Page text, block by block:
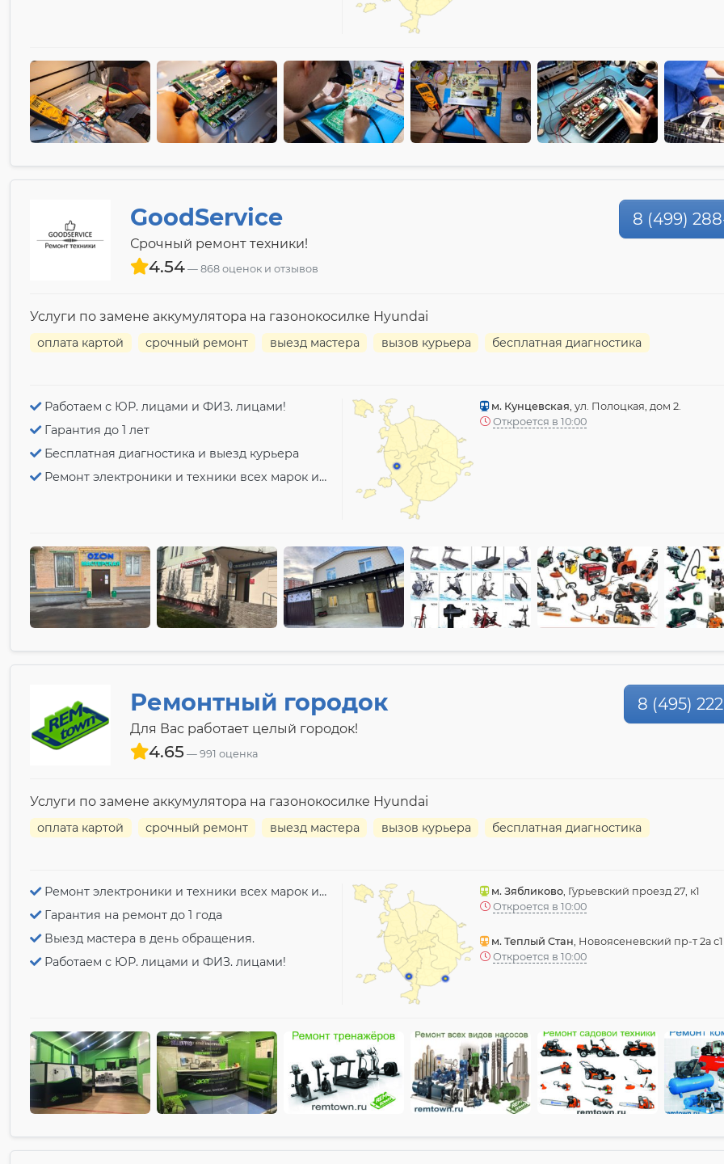
GoodService
Срочный ремонт техники!
4.54 868 оценок и отзывов
8 (499)
Услуги по замене аккумулятора на газонокосилке Hyundai
оплата картой срочный ремонт выезд мастера вызов курьера бесплатная диагностика
Работаем с ЮР. лицами и ФИЗ. лицами!
Гарантия до 1 лет
Бесплатная диагностика и выезд курьера
Ремонт электроники и техники всех марок и моделей!
м. Кунцевская , ул. Полоцкая, дом 2.
Откроется в 10:00
Ремонтный городок
Для Вас работает целый городок!
4.65 991 оценка
8 (495)
Услуги по замене аккумулятора на газонокосилке Hyundai
оплата картой срочный ремонт выезд мастера вызов курьера бесплатная диагностика
Ремонт электроники и техники всех марок и моделей!
Гарантия на ремонт до 1 года
Выезд мастера в день обращения.
Работаем с ЮР. лицами и ФИЗ. лицами!
м. Зябликово, Гурьевский проезд 27, к1
Откроется в 10:00
м. Теплый Стан, Новоясеневский пр-т 2а с1
Откроется в 10:00